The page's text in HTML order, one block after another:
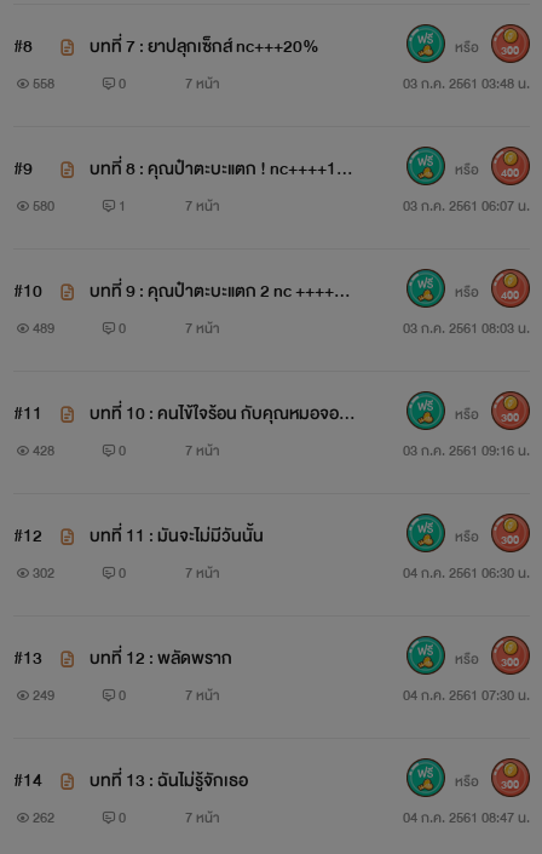
กับแม่ที่เสียชีวิตเพราะอุบัติเหตุทางรถยนต์
และที่สำคัญ เธอหลงรักอีริคมาตลอด6 ปี
' มีอา. . .ตั้งแต่วันนี้ไปฉันจะมาเป็นพ่อของเธอ '
' พ่อ. . ของหนูเหรอคะ? '
#8 บทที่ 7 : ยาปลุกเซ็กส์ nc+++20%
558 0 7 หน้า 03 ก.ค. 2561 03:48 น.
หรือ 300
#9
บทที่ 8 : คุณป๋าตะบะแตก ! nc++++10
0%
580 1 7 หน้า 03 ก.ค. 2561 06:07 น.
หรือ 400
#10
บทที่ 9 : คุณป๋าตะบะแตก 2 nc ++++10
0%
489 0 7 หน้า 03 ก.ค. 2561 08:03 น.
หรือ 400
#11
บทที่ 10 : คนไข้ใจร้อน กับคุณหมอจอม
หื่น nc ++++100%
428 0 7 หน้า 03 ก.ค. 2561 09:16 น.
หรือ 300
#12 บทที่ 11 : มันจะไม่มีวันนั้น
302 0 7 หน้า 04 ก.ค. 2561 06:30 น.
หรือ 300
#13 บทที่ 12 : พลัดพราก
249 0 7 หน้า 04 ก.ค. 2561 07:30 น.
หรือ 300
#14 บทที่ 13 : ฉันไม่รู้จักเธอ
262 0 7 หน้า 04 ก.ค. 2561 08:47 น.
หรือ 300